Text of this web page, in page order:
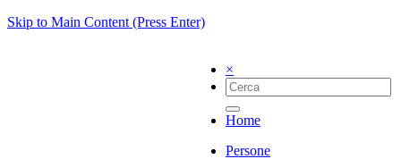
Skip to Main Content (Press Enter)
×
Home
Persone